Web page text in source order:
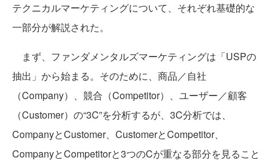
テクニカルマーケティングについて、それぞれ基礎的な
一部分が解説された。
まず、ファンダメンタルズマーケティングは「USPの
抽出」から始まる。そのために、商品／自社
（Company）、競合（Competitor）、ユーザー／顧客
（Customer）の“3C”を分析するが、3C分析では、
CompanyとCustomer、CustomerとCompetitor、
CompanyとCompetitorと3つのCが重なる部分を見ること